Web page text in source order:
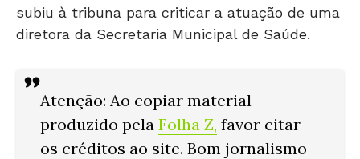
subiu à tribuna para criticar a atuação de uma
diretora da Secretaria Municipal de Saúde.
Atenção: Ao copiar material
produzido pela Folha Z, favor citar
os créditos ao site. Bom jornalismo